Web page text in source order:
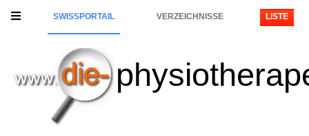
SWISSPORTAIL VERZEICHNISSE LISTE